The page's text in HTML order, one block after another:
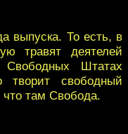
выпуска. То есть, в
травят деятелей
Штатах
творит свободный
там Свобода.